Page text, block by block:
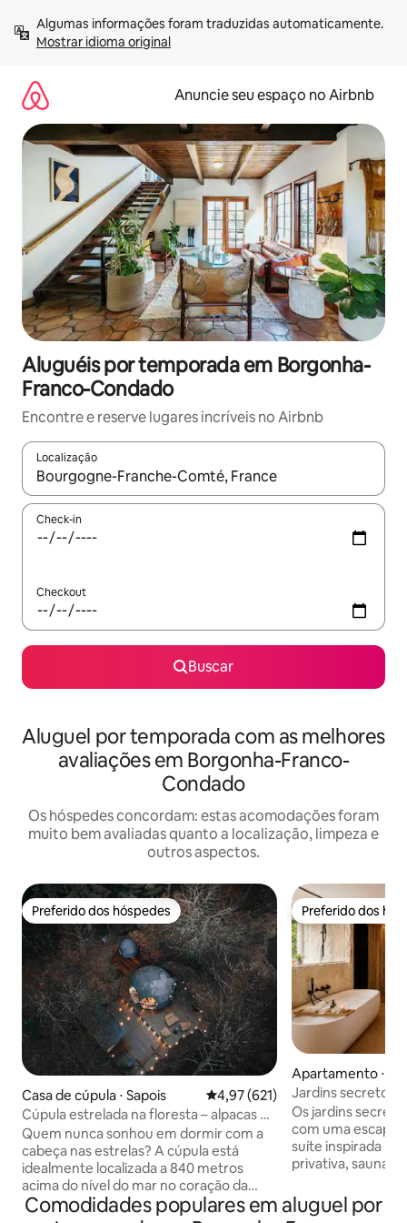
para
Mostrar idioma original
Anuncie seu espaço no Airbnb
Aluguéis por temporada em Borgonha-
Franco-Condado
Encontre e reserve lugares incríveis no Airbnb
Localização
Quando os resultados estiverem disponíveis, explore-os
Check-in
Checkout
Buscar
Aluguel por temporada com as melhores
avaliações em Borgonha-Franco-
Condado
Os hóspedes concordam: estas acomodações foram
muito bem avaliadas quanto a localização, limpeza e
outros aspectos.
Preferido dos hóspedes
Preferido dos hóspedes
Casa de cúpula ⋅ Sapois 4,97 de uma avaliação média de
4,97 (621)
Cúpula estrelada na floresta – alpacas e
natureza em Gérardmer
Quem nunca sonhou em dormir com a
cabeça nas estrelas? A cúpula está
idealmente localizada a 840 metros
acima do nível do mar no coração da
floresta dos Vosges, isolada de todos os
Preferido dos
Preferido dos
Apartamento ⋅ La
Jardins secretos
jacuzzi para 2
Os jardins secretos de
com uma
suíte inspirada na
privativa, sauna
aconchegante
varanda, cozinha
Comodidades populares em aluguel por